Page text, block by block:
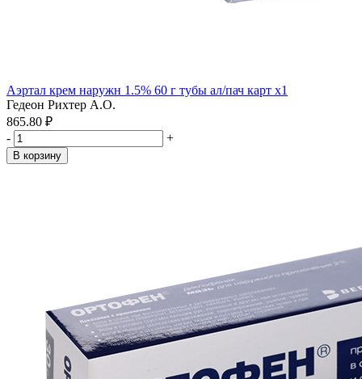
Аэртал крем наружн 1.5% 60 г тубы ал/пач карт x1
Гедеон Рихтер А.О.
865.80 ₽
-
+
В корзину